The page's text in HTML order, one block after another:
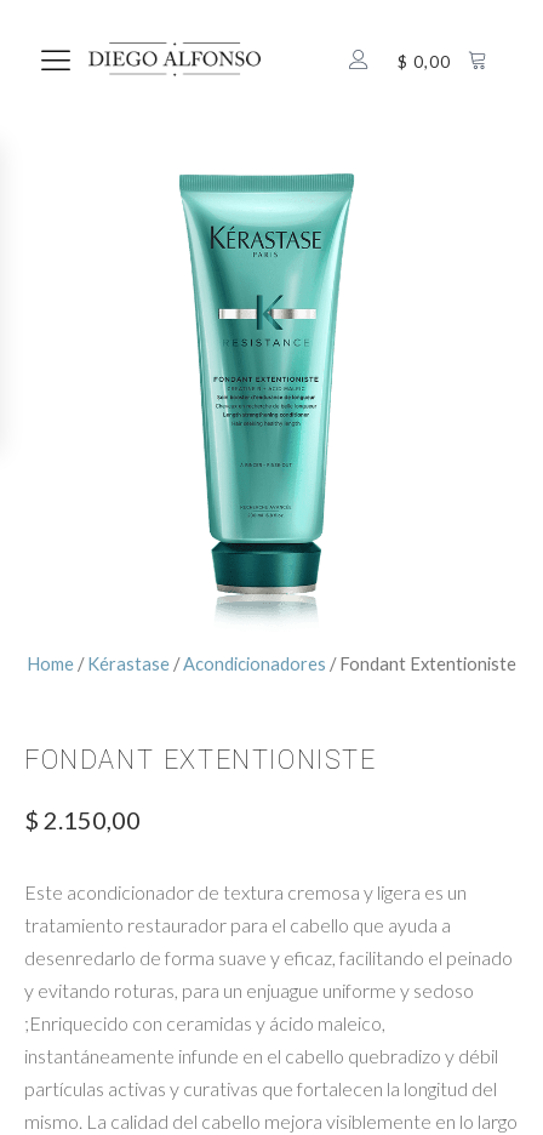
$ 0,00
Home /Kérastase /Acondicionadores / Fondant Extentioniste
FONDANT EXTENTIONISTE
$ 2.150,00
Este acondicionador de textura cremosa y ligera es un
tratamiento restaurador para el cabello que ayuda a
desenredarlo de forma suave y eficaz, facilitando el peinado
y evitando roturas, para un enjuague uniforme y sedoso
;Enriquecido con ceramidas y ácido maleico,
instantáneamente infunde en el cabello quebradizo y débil
partículas activas y curativas que fortalecen la longitud del
mismo. La calidad del cabello mejora visiblemente en lo largo